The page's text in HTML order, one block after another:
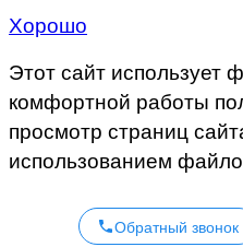
Хорошо
Этот сайт использует
комфортной работы
просмотр страниц
использованием
Обратный звонок